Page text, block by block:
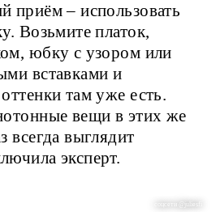
приём – использовать
Возьмите платок,
юбку с узором или
вставками и
там уже есть.
вещи в этих же
всегда выглядит
эксперт.
соцсети @juliesfi